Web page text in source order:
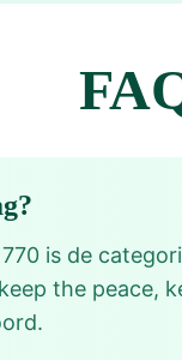
is de
the peace,